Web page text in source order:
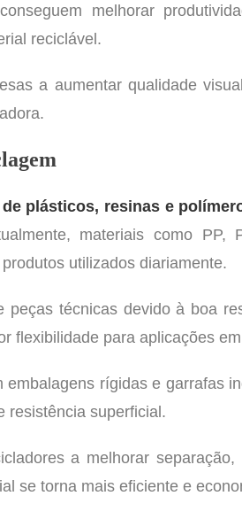
melhorar
reciclável.
a aumentar qualidade
plásticos, resinas e
materiais como
utilizados diariamente.
técnicas devido à boa
flexibilidade para aplicações
rígidas e garrafas
resistência superficial.
a melhorar
se torna mais eficiente e